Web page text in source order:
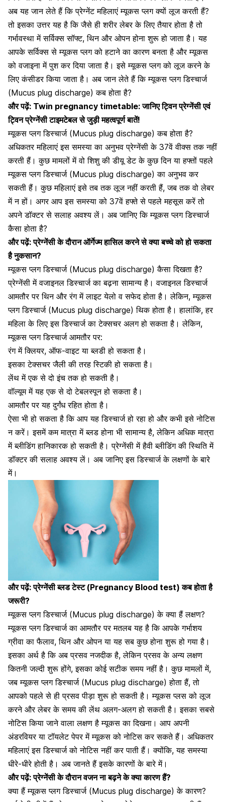
अब यह जान लेते हैं किप्रेग्नेंट महिलाएं म्यूकस प्लग क्यों लूज करती हैं?
तो इसका उत्तर यह है कि जैसे ही शरीर लेबर के लिए तैयार होता है तो
गर्भावस्था में सर्विक्स सॉफ्ट, थिन और ओपन होना शुरू हो जाता है। यह
आपके सर्विक्स से म्यूकस प्लग को हटाने का कारण बनता है और म्यूकस
को वजाइना में पुश कर दिया जाता है। इसे म्यूकस प्लग को लूज करने के
लिए कंसीडर किया जाता है। अब जान लेते हैं कि म्यूकस प्लग डिस्चार्ज
(Mucus plug discharge) कब होता है?
और पढ़ें: Twin pregnancy timetable: जानिए ट्विन प्रेग्नेंसी एवं
ट्विन प्रेग्नेंसी टाइमटेबल से जुड़ी महत्वपूर्ण बातें!
म्यूकस प्लग डिस्चार्ज (Mucus plug discharge) कब होता है?
अधिकतर महिलाएं इस समस्या का अनुभव प्रेग्नेंसी के 37वें वीक्स तक नहीं
करती हैं। कुछ मामलों में वो शिशु की डीयू डेट के कुछ दिन या हफ्तों पहले
म्यूकस प्लग डिस्चार्ज (Mucus plug discharge) का अनुभव कर
सकती हैं। कुछ महिलाएं इसे तब तक लूज नहीं करती हैं, जब तक वो लेबर
में न हों। अगर आप इस समस्या को 37वें हफ्ते से पहले महसूस करें तो
अपनेडॉक्टर से सलाह अवश्य लें । अब जानिए कि म्यूकस प्लग डिस्चार्ज
कैसा होता है?
और पढ़ें:प्रेग्नेंसी के दौरान ऑर्गेज्म हासिल करने से क्या बच्चे को हो सकता
है नुकसान?
म्यूकस प्लग डिस्चार्ज (Mucus plug discharge) कैसा दिखता है?
प्रेग्नेंसी में वजाइनल डिस्चार्ज का बढ़ना सामान्य है।वजाइनल डिस्चार्ज
आमतौर पर थिन और रंगमें लाइट येलो व सफेद होता है। लेकिन, म्यूकस
प्लग डिस्चार्ज (Mucus plug discharge) थिक होता है। हालांकि, हर
महिला के लिए इस डिस्चार्ज का टेक्सचर अलग हो सकता है। लेकिन,
म्यूकस प्लग डिस्चार्ज आमतौर पर:
रंग में क्लियर, ऑफ-वाइट या ब्लडी हो सकता है।
इसका टेक्सचर जैली की तरह स्टिकी हो सकता है।
लेंथ में एक से दो इंच तक हो सकती है।
वॉल्यूम में यह एक से दो टेबलस्पून हो सकता है।
आमतौर पर यह दुर्गंध रहित होता है।
ऐसा भी हो सकता है कि आप यह डिस्चार्ज हो रहा हो और कभी इसे नोटिस
न करें। इसमें कम मात्रा मेंब्लड होना भी सामान्य है, लेकिन अधिक मात्रा
में ब्लीडिंग हानिकारक हो सकती है। प्रेग्नेंसी में हैवी ब्लीडिंग की स्थिति में
डॉक्टर की सलाह अवश्य लें। अब जानिए इस डिस्चार्ज के लक्षणों के बारे
में।
और पढ़ें:प्रेग्नेंसी ब्लड टेस्ट (Pregnancy Blood test) कब होता है
जरूरी?
म्यूकस प्लग डिस्चार्ज (Mucus plug discharge) के क्या हैं लक्षण?
म्यूकस प्लग डिस्चार्ज का आमतौर पर मतलब यह है कि आपके गर्भाशय
ग्रीवा का फैलाव, थिन और ओपन या यह सब कुछ होना शुरू हो गया है।
इसका अर्थ है कि अब प्रसव नजदीक है, लेकिनप्रसव के अन्य लक्षण
कितनी जल्दी शुरू होंगे, इसका कोई सटीक समय नहीं है। कुछ मामलों में,
जब म्यूकस प्लग डिस्चार्ज (Mucus plug discharge) होता हैं, तो
आपको पहले से ही प्रसव पीड़ा शुरू हो सकती है। म्यूकस प्लस को लूज
करने और लेबर के समय की लेंथ अलग-अलग हो सकती है। इसका सबसे
नोटिस किया जाने वाला लक्षण है म्यूकस का दिखना। आप अपनी
अंडरवियर या टॉयलेट पेपर में म्यूकस को नोटिस कर सकते हैं। अधिकतर
महिलाएं इस डिस्चार्ज को नोटिसनहीं कर पाती हैं। क्योंकि, यह समस्या
धीरे-धीरे होती है। अब जानते हैं इसके कारणों के बारे में।
और पढ़ें:प्रेग्नेंसी के दौरान वजन ना बढ़ने के क्या कारण हैं?
क्या हैं म्यूकस प्लग डिस्चार्ज (Mucus plug discharge) के कारण?